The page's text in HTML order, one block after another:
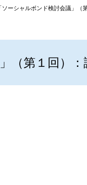
「ソーシャルボンド検討会議」（
（第１回）